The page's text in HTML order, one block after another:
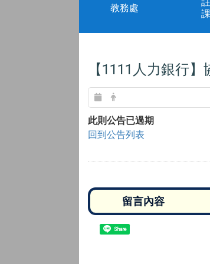
教務處
【1111人力銀行
此則公告已過期
回到公告列表
Share